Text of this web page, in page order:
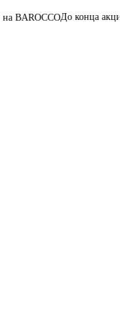
До конца акции05:04:33:04